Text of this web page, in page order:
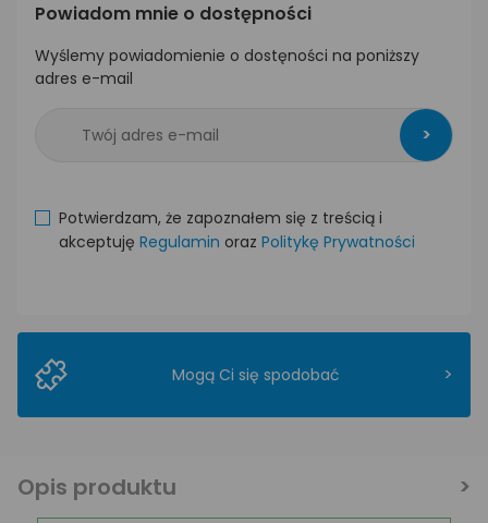
Powiadom mnie o dostępności
Wyślemy powiadomienie o dostęności na poniższy
adres e-mail
>
Potwierdzam, że zapoznałem się z treścią i
akceptuję Regulamin oraz Politykę Prywatności
Mogą Ci się spodobać >
Opis produktu